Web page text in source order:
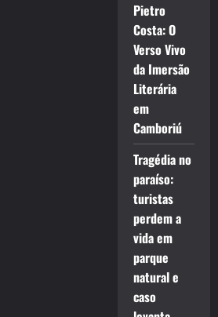
Pietro
Costa: O
Verso Vivo
da Imersão
Literária
em
Camboriú
Tragédia no
paraíso:
turistas
perdem a
vida em
parque
natural e
caso